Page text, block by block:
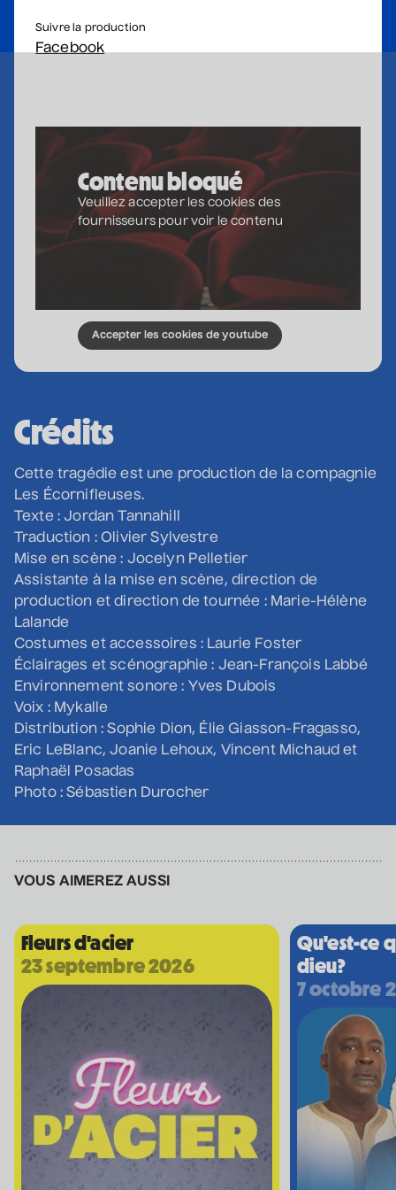
• Patrick Norman et
Nathalie Lord
Josiane Aubuchon
• En promenade
9 septembre 2026• 19 h 30
Annexe3
Rodage
Daniel Grenier
• Coeur d'enfant
10 septembre 2026• 19 h 30
Annexe3
10 septembre 2026• 19 h 30
Gratuit
Programmation complète
Suivre la production
Facebook
Contenu bloqué
Veuillez accepter les cookies des
fournisseurs pour voir le contenu
Accepter les cookies de youtube
Crédits
Cette tragédie est une production de la compagnie
Les Écornifleuses.
Texte : Jordan Tannahill
Traduction : Olivier Sylvestre
Mise en scène : Jocelyn Pelletier
Assistante à la mise en scène, direction de
production et direction de tournée : Marie-Hélène
Lalande
Costumes et accessoires : Laurie Foster
Éclairages et scénographie : Jean-François Labbé
Environnement sonore : Yves Dubois
Voix : Mykalle
Distribution : Sophie Dion, Élie Giasson-Fragasso,
Eric LeBlanc, Joanie Lehoux, Vincent Michaud et
Raphaël Posadas
Photo : Sébastien Durocher
VOUS AIMEREZ AUSSI
Fleurs d'acier
23 septembre 2026
Qu'est-ce
dieu?
7 octobre